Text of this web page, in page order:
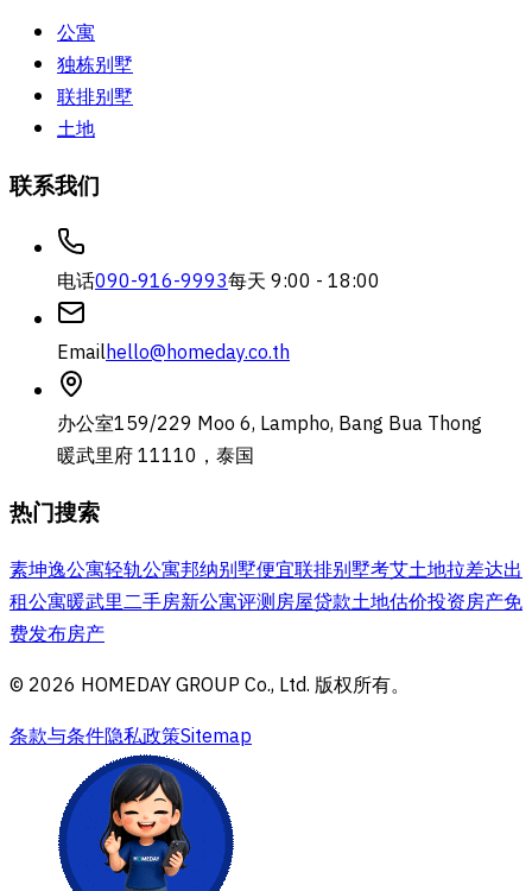
公寓
独栋别墅
联排别墅
土地
联系我们
电话090-916-9993每天 9:00 - 18:00
Emailhello@homeday.co.th
办公室159/229 Moo 6, Lampho, Bang Bua Thong
暖武里府 11110，泰国
热门搜索
素坤逸公寓轻轨公寓邦纳别墅便宜联排别墅考艾土地拉差达出
租公寓暖武里二手房新公寓评测房屋贷款土地估价投资房产免
费发布房产
© 2026 HOMEDAY GROUP Co., Ltd. 版权所有。
条款与条件隐私政策Sitemap